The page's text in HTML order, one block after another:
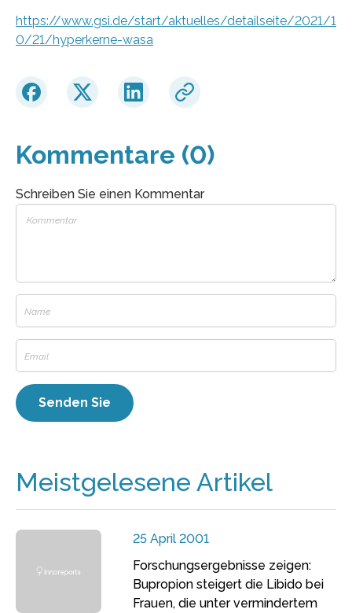
https://www.gsi.de/start/aktuelles/detailseite/2021/1
0/21/hyperkerne-wasa
Kommentare (0)
Schreiben Sie einen Kommentar
Meistgelesene Artikel
25 April 2001
Forschungsergebnisse zeigen:
Bupropion steigert die Libido bei
Frauen, die unter vermindertem